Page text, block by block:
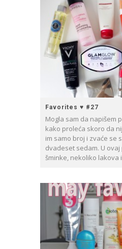
Favorites ♥ #27
Mogla sam da napišem
kako proleća skoro da
im samo broj i zvaće se
dvadeset sedam. U
šminke, nekoliko lakova